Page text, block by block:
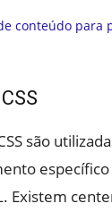
são
Existem